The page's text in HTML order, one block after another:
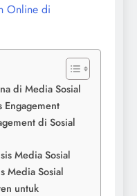
Online di
di Media Sosial
Engagement
di Sosial
Media Sosial
Media Sosial
untuk